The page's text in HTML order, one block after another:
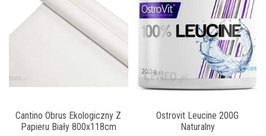
Cantino Obrus Ekologiczny Z
Papieru Biały 800x118cm
Ostrovit Leucine 200G
Naturalny